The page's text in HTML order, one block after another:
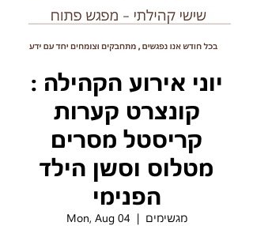
יוני אירוע הקהילה :
קונצרט קערות
קריסטל מסרים
מטלוס וסשן הילד
הפנימי
Mon, Aug 04
  |
מגשימים